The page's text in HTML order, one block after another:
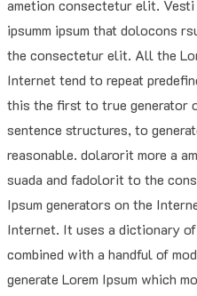
ametion consectetur elit. Vesti
ipsumm ipsum that dolocons
the consectetur elit. All the
Internet tend to repeat
this the first to true generator
sentence structures, to
reasonable. dolarorit more a
suada and fadolorit to the
Ipsum generators on the
Internet. It uses a dictionary
combined with a handful of
generate Lorem Ipsum which